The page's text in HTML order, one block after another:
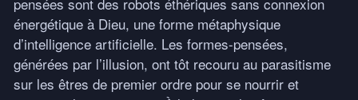
énergétique à Dieu, une forme métaphysique
d’intelligence artificielle. Les formes-pensées,
générées par l’illusion, ont tôt recouru au parasitisme
sur les êtres de premier ordre pour se nourrir et